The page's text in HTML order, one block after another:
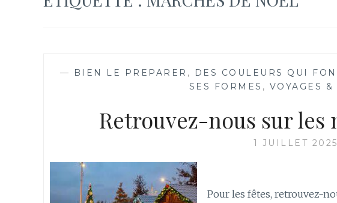
— BIEN LE PREPARER , DES COULEURS QUI
SES FORMES , VOYAGES &
Retrouvez-nous sur les
1 JUILLET 2025
Pour les fêtes, retrouvez-